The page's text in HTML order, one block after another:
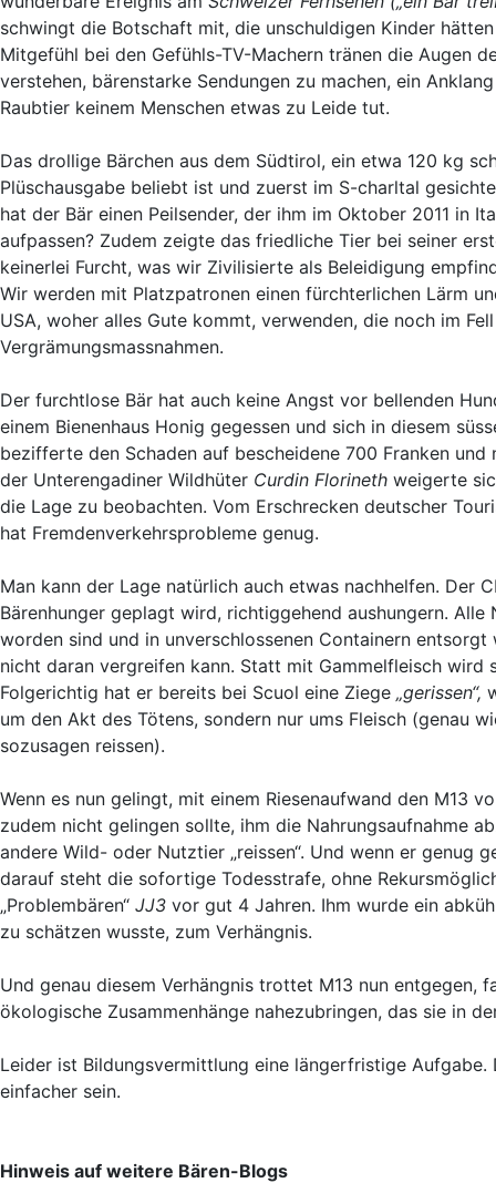
schwingt die Botschaft mit, die unschuldigen Kinder
Mitgefühl bei den Gefühls-TV-Machern tränen die Augen
verstehen, bärenstarke Sendungen zu machen, ein
Raubtier keinem Menschen etwas zu Leide tut.
Das drollige Bärchen aus dem Südtirol, ein etwa 120 kg
Plüschausgabe beliebt ist und zuerst im S-charltal
hat der Bär einen Peilsender, der ihm im Oktober 2011 in
aufpassen? Zudem zeigte das friedliche Tier bei seiner
keinerlei Furcht, was wir Zivilisierte als Beleidigung
Wir werden mit Platzpatronen einen fürchterlichen Lärm
USA, woher alles Gute kommt, verwenden, die noch im
Vergrämungsmassnahmen.
Der furchtlose Bär hat auch keine Angst vor bellenden
einem Bienenhaus Honig gegessen und sich in diesem
bezifferte den Schaden auf bescheidene 700 Franken
der Unterengadiner Wildhüter Curdin Florineth weigerte
die Lage zu beobachten. Vom Erschrecken deutscher
hat Fremdenverkehrsprobleme genug.
Man kann der Lage natürlich auch etwas nachhelfen. Der
Bärenhunger geplagt wird, richtiggehend aushungern.
worden sind und in unverschlossenen Containern
nicht daran vergreifen kann. Statt mit Gammelfleisch wird
Folgerichtig hat er bereits bei Scuol eine Ziege „gerissen“,
um den Akt des Tötens, sondern nur ums Fleisch (genau
sozusagen reissen).
Wenn es nun gelingt, mit einem Riesenaufwand den M13
zudem nicht gelingen sollte, ihm die Nahrungsaufnahme
andere Wild- oder Nutztier „reissen“. Und wenn er genug
darauf steht die sofortige Todesstrafe, ohne
„Problembären“ JJ3 vor gut 4 Jahren. Ihm wurde ein
zu schätzen wusste, zum Verhängnis.
Und genau diesem Verhängnis trottet M13 nun
ökologische Zusammenhänge nahezubringen, das sie in
Leider ist Bildungsvermittlung eine längerfristige
einfacher sein.
Hinweis auf weitere Bären-Blogs